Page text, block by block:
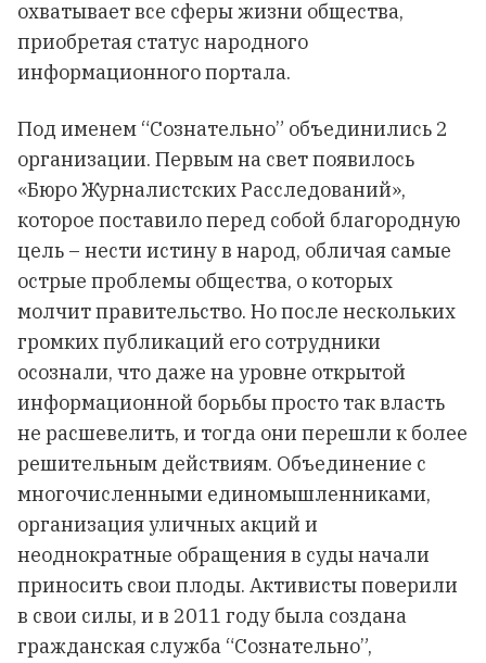
охватывает все сферы жизни общества,
приобретая статус народного
информационного портала.
Под именем “Сознательно” объединились 2
организации. Первым на свет появилось
«Бюро Журналистских Расследований»,
которое поставило перед собой благородную
цель – нести истину в народ, обличая самые
острые проблемы общества, о которых
молчит правительство. Но после нескольких
громких публикаций его сотрудники
осознали, что даже на уровне открытой
информационной борьбы просто так власть
не расшевелить, и тогда они перешли к более
решительным действиям. Объединение с
многочисленными единомышленниками,
организация уличных акций и
неоднократные обращения в суды начали
приносить свои плоды. Активисты поверили
в свои силы, и в 2011 году была создана
гражданская служба “Сознательно”,